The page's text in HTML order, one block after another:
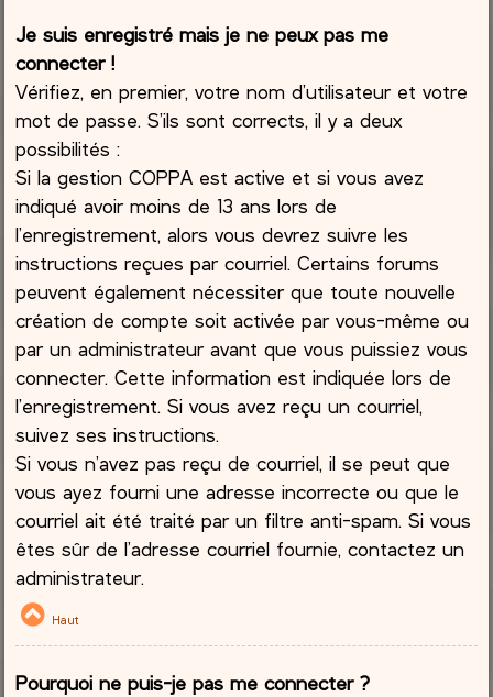
Je suis enregistré mais je ne peux pas me
connecter !
Vérifiez, en premier, votre nom d’utilisateur et votre
mot de passe. S’ils sont corrects, il y a deux
possibilités :
Si la gestion COPPA est active et si vous avez
indiqué avoir moins de 13 ans lors de
l’enregistrement, alors vous devrez suivre les
instructions reçues par courriel. Certains forums
peuvent également nécessiter que toute nouvelle
création de compte soit activée par vous-même ou
par un administrateur avant que vous puissiez vous
connecter. Cette information est indiquée lors de
l’enregistrement. Si vous avez reçu un courriel,
suivez ses instructions.
Si vous n’avez pas reçu de courriel, il se peut que
vous ayez fourni une adresse incorrecte ou que le
courriel ait été traité par un filtre anti-spam. Si vous
êtes sûr de l’adresse courriel fournie, contactez un
administrateur.
Haut
Pourquoi ne puis-je pas me connecter ?